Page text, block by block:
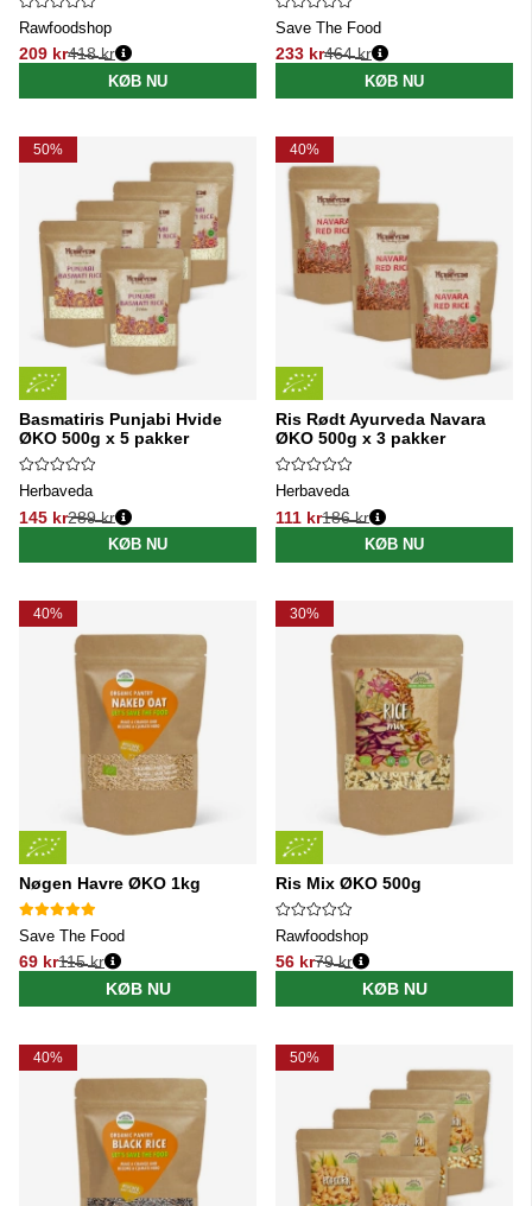
Rawfoodshop
209 kr
Normalpris:
418 kr
KØB NU
Save The Food
233 kr
Normalpris:
464 kr
KØB NU
50%
Basmatiris Punjabi Hvide
ØKO 500g x 5 pakker
Herbaveda
145 kr
Normalpris:
289 kr
KØB NU
40%
Ris Rødt Ayurveda Navara
ØKO 500g x 3 pakker
Herbaveda
111 kr
Normalpris:
186 kr
KØB NU
40%
Nøgen Havre ØKO 1kg
Save The Food
69 kr
Normalpris:
115 kr
KØB NU
30%
Ris Mix ØKO 500g
Rawfoodshop
56 kr
Normalpris:
79 kr
KØB NU
40% 50%